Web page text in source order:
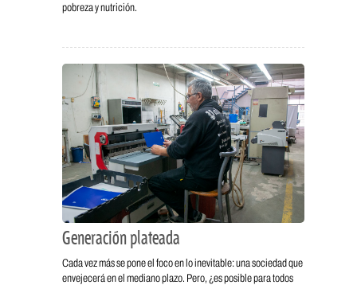
pobreza y nutrición.
Generación plateada
Cada vez más se pone el foco en lo inevitable: una sociedad que
envejecerá en el mediano plazo. Pero, ¿es posible para todos